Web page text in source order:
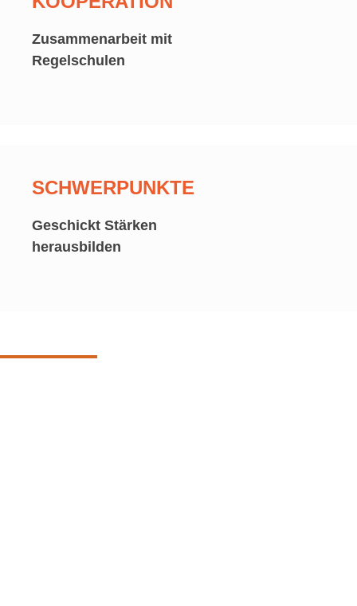
Zusammenarbeit mit
Regelschulen
SCHWERPUNKTE
Geschickt Stärken
herausbilden